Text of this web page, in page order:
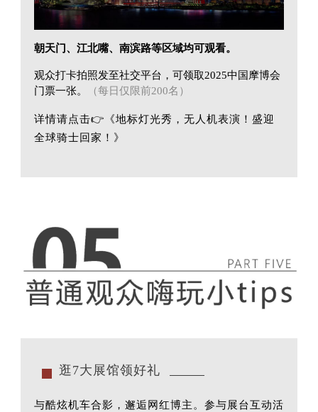
朝天门、江北嘴、南滨路等区域均可观看。
观众打卡拍照发至社交平台，可领取2025中国摩博会
门票一张。
（每日仅限前200名）
详情请点击👉《地标灯光秀，无人机表演！盛迎
全球骑士回家！ 》
逛7大展馆领好礼
与酷炫机车合影，邂逅网红博主。参与展台互动活